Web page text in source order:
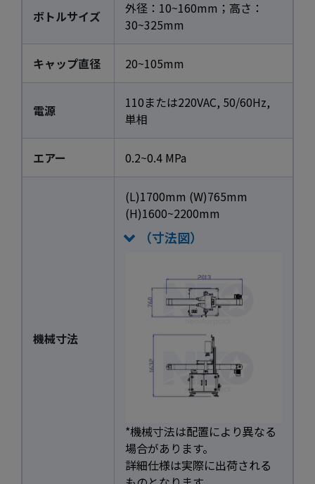
ボトルサイズ
外径：10~160mm；高さ：
30~325mm
キャップ直径 20~105mm
電源
110または220VAC, 50/60Hz,
単相
エアー 0.2~0.4 MPa
機械寸法
(L)1700mm (W)765mm
(H)1600~2200mm
（寸法図）
*機械寸法は配置により異なる
場合があります。
詳細仕様は実際に出荷される